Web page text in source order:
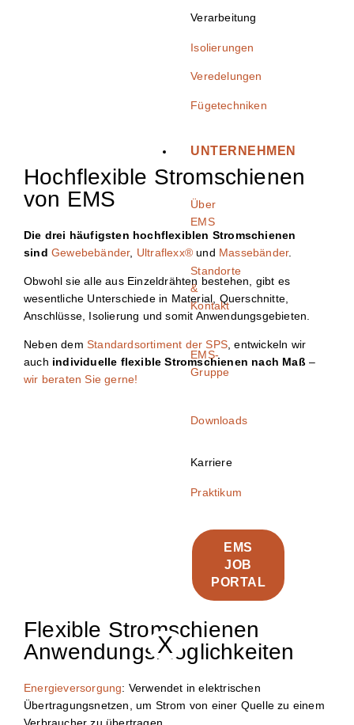
Verarbeitung
Isolierungen
Veredelungen
Fügetechniken
UNTERNEHMEN
Über
EMS
Standorte
&
Kontakt
EMS-
Gruppe
Downloads
Karriere
Praktikum
EMS
JOB
PORTAL
X
Hochflexible Stromschienen
von EMS
Die drei häufigsten hochflexiblen Stromschienen
sind Gewebebänder, Ultraflexx® und Massebänder.
Obwohl sie alle aus Einzeldrähten bestehen, gibt es
wesentliche Unterschiede in Material, Querschnitte,
Anschlüsse, Isolierung und somit Anwendungsgebieten.
Neben dem Standardsortiment der SPS, entwickeln wir
auch individuelle flexible Stromschienen nach Maß–
wir beraten Sie gerne!
Flexible Stromschienen
Anwendungsmöglichkeiten
Energieversorgung: Verwendet in elektrischen
Übertragungsnetzen, um Strom von einer Quelle zu einem